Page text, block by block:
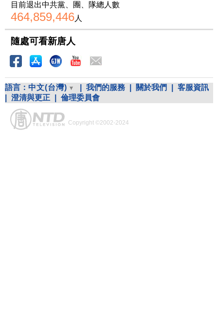
目前退出中共黨、團、隊總人數
464,859,446人
隨處可看新唐人
語言： 中文(台灣) 我們的服務 關於我們
客服資訊
澄清與更正 倫理委員會
Copyright ©2002-2024